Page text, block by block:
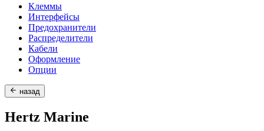
Клеммы
Интерфейсы
Предохранители
Распределители
Кабели
Оформление
Опции
назад
Hertz Marine